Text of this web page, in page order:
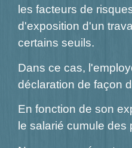
les facteurs de
d'exposition d'un
certains seuils.
Dans ce cas,
déclaration de façon
En fonction de son
le salarié cumule des